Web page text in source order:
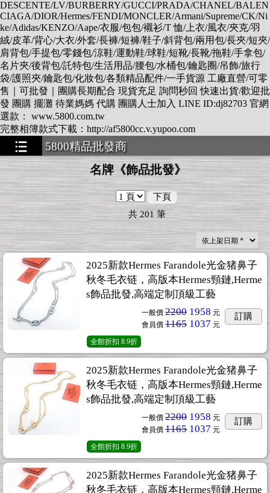
DESCENTE/LV/BURBERRY/GUCCI/PRADA/CHANEL/BALEN
CIAGA/DIOR/Hermes/FENDI/MONCLER/Armani/Supreme/CK/Ni
ke/Adidas/KENZO/Aape/衣服/包包/襯衫/T 恤/上衣/風衣/夾克/羽
絨/皮革/背心/大衣/外套/長褲/短褲/鞋子/斜背包/兩用包/長夾/短夾/
肩背包/手提包/零錢包/涼鞋/運動鞋/球鞋/短靴/長靴/拖鞋/手拿包/
名片夾/後背包/託特包/生活用品/腰包/水桶包/鑰匙圈/吊飾/旅行
袋/護照夾/鑰匙包/化妝包/各類精品配件/一手貨源 工廠直營/可零
售｜可批發｜團購長期配合 現貨充足 詢問秒回 快速出貨/歡迎批
發 團購 擺灘 待業媽媽 代購 團購人士加入 LINE ID:dj82703 官網
選款： www.5800.com.tw
完整相簿款式下載：http://af5800cc.v.yupoo.com
5800精品批發商
名牌《飾品批發》
下頁
共201筆
2025新款Hermes Farandole光金猪鼻子
秋冬毛衣链，高版本Hermes頸鏈,Herme
s飾品批發,高端定制頂級工藝
一般價 2200 1958 元
會員價 1165 1037 元
訂購
全館折扣 8.9折
2025新款Hermes Farandole光金猪鼻子
秋冬毛衣链，高版本Hermes頸鏈,Herme
s飾品批發,高端定制頂級工藝
一般價 2200 1958 元
會員價 1165 1037 元
訂購
全館折扣 8.9折
2025新款Hermes Farandole光金猪鼻子
秋冬毛衣链，高版本Hermes頸鏈,Herme